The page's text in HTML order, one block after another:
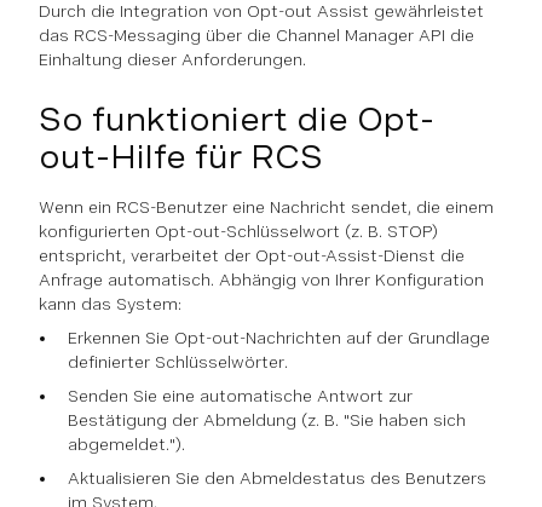
Durch die Integration von Opt-out Assist gewährleistet
das RCS-Messaging über die Channel Manager API die
Einhaltung dieser Anforderungen.
So funktioniert die Opt-
out-Hilfe für RCS
Wenn ein RCS-Benutzer eine Nachricht sendet, die einem
konfigurierten Opt-out-Schlüsselwort (z. B. STOP)
entspricht, verarbeitet der Opt-out-Assist-Dienst die
Anfrage automatisch. Abhängig von Ihrer Konfiguration
kann das System:
Erkennen Sie Opt-out-Nachrichten auf der Grundlage
definierter Schlüsselwörter.
Senden Sie eine automatische Antwort zur
Bestätigung der Abmeldung (z. B. "Sie haben sich
abgemeldet.").
Aktualisieren Sie den Abmeldestatus des Benutzers
im System.